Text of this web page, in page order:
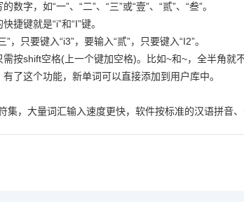
数字，如“一”、“二”、“三”或“壹”、“贰”、“叁”。
捷键就是“i”和“I”键。
”，只要键入“i3”，要输入“贰”，只要键入“I2”。
按shift空格(上一个键加空格)。比如~和~，全半角就不
了这个功能，新单词可以直接添加到用户库中。
集，大量词汇输入速度更快，软件按标准的汉语拼音